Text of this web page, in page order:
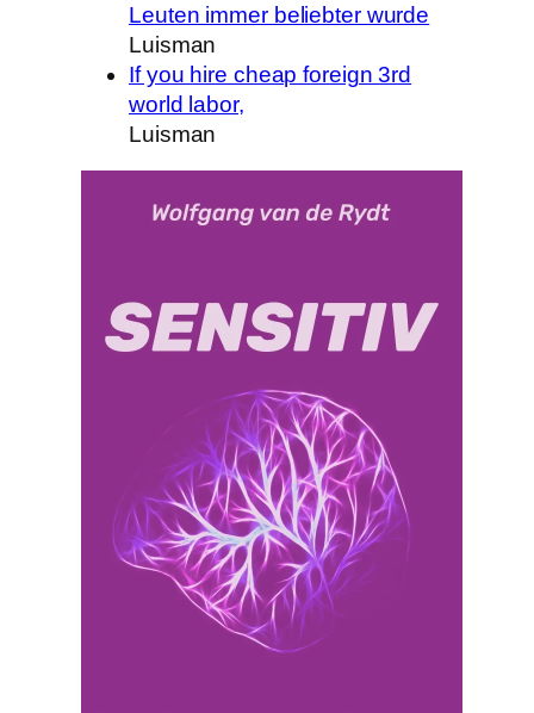
Leuten immer beliebter wurde
Luisman
If you hire cheap foreign 3rd
world labor,
Luisman